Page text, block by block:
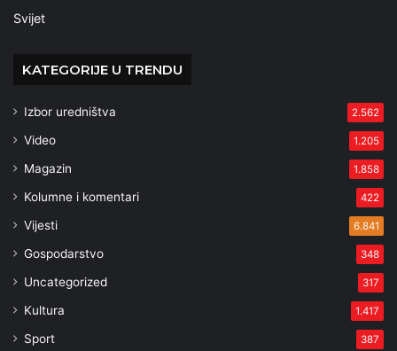
Svijet
KATEGORIJE U TRENDU
Izbor uredništva 2.562
Video 1.205
Magazin 1.858
Kolumne i komentari 422
Vijesti 6.841
Gospodarstvo 348
Uncategorized 317
Kultura 1.417
Sport 387